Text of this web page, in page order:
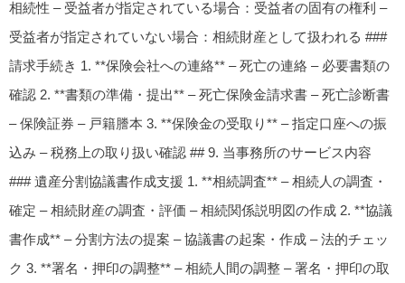
相続性 – 受益者が指定されている場合：受益者の固有の権利 –
受益者が指定されていない場合：相続財産として扱われる ###
請求手続き 1. **保険会社への連絡** – 死亡の連絡 – 必要書類の
確認 2. **書類の準備・提出** – 死亡保険金請求書 – 死亡診断書
– 保険証券 – 戸籍謄本 3. **保険金の受取り** – 指定口座への振
込み – 税務上の取り扱い確認 ## 9. 当事務所のサービス内容
### 遺産分割協議書作成支援 1. **相続調査** – 相続人の調査・
確定 – 相続財産の調査・評価 – 相続関係説明図の作成 2. **協議
書作成** – 分割方法の提案 – 協議書の起案・作成 – 法的チェッ
ク 3. **署名・押印の調整** – 相続人間の調整 – 署名・押印の取